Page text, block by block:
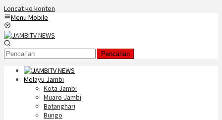
Loncat ke konten
Menu Mobile
Pencarian
Melayu Jambi
Kota Jambi
Muaro Jambi
Batanghari
Bungo